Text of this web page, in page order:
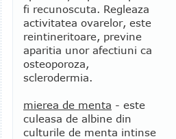
fi recunoscuta. Regleaza
activitatea ovarelor, este
reintineritoare, previne
aparitia unor afectiuni ca
osteoporoza,
sclerodermia.
mierea de menta - este
culeasa de albine din
culturile de menta intinse